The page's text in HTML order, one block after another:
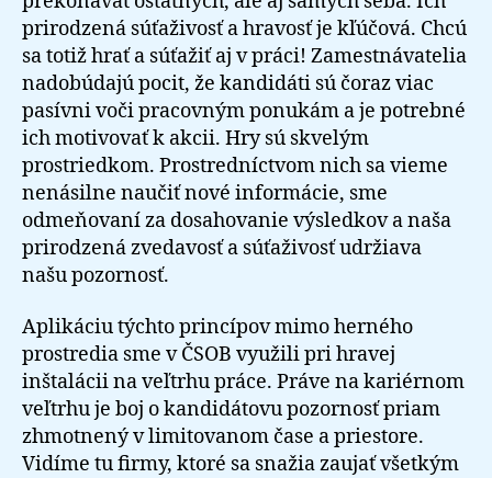
prirodzená súťaživosť a hravosť je kľúčová. Chcú
sa totiž hrať a súťažiť aj v práci! Zamestnávatelia
nadobúdajú pocit, že kandidáti sú čoraz viac
pasívni voči pracovným ponukám a je potrebné
ich motivovať k akcii. Hry sú skvelým
prostriedkom. Prostredníctvom nich sa vieme
nenásilne naučiť nové informácie, sme
odmeňovaní za dosahovanie výsledkov a naša
prirodzená zvedavosť a súťaživosť udržiava
našu pozornosť.
Aplikáciu týchto princípov mimo herného
prostredia sme v ČSOB využili pri hravej
inštalácii na veľtrhu práce. Práve na kariérnom
veľtrhu je boj o kandidátovu pozornosť priam
zhmotnený v limitovanom čase a priestore.
Vidíme tu firmy, ktoré sa snažia zaujať všetkým